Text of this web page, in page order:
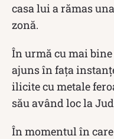
casa lui a rămas
zonă.
În urmă cu mai bine
ajuns în fața
ilicite cu metale
său având loc la
În momentul în